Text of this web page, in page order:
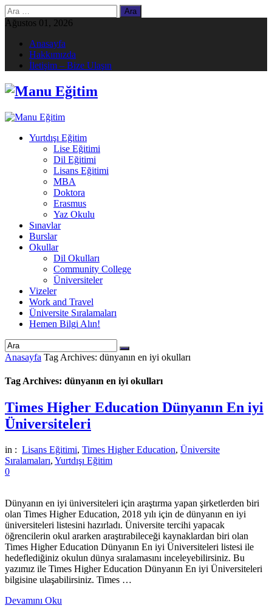
Arama:
Ağustos 01, 2026
Anasayfa
Hakkımızda
İletişim – Bize Ulaşın
Yurtdışı Eğitim
Lise Eğitimi
Dil Eğitimi
Lisans Eğitimi
MBA
Doktora
Erasmus
Yaz Okulu
Sınavlar
Burslar
Okullar
Dil Okulları
Community College
Üniversiteler
Vizeler
Work and Travel
Üniversite Sıralamaları
Hemen Bilgi Alın!
Anasayfa Tag Archives: dünyanın en iyi okulları
Tag Archives: dünyanın en iyi okulları
Times Higher Education Dünyanın En iyi
Üniversiteleri
in : Lisans Eğitimi, Times Higher Education, Üniversite
Sıralamaları, Yurtdışı Eğitim
0
Dünyanın en iyi üniversiteleri için araştırma yapan şirketlerden biri
olan Times Higher Education, 2018 yılı için de dünyanın en iyi
üniversiteleri listesini hazırladı. Üniversite tercihi yapacak
öğrencilerin okul ararken araştırabileceği kaynaklardan biri olan
Times Higher Education Dünyanın En iyi Üniversiteleri listesi ile
hedeflediğiniz okulun dünya sıralamasını inceleyebilirsiniz. Bu
yazımız ile Times Higher Education Dünyanın En iyi Üniversiteleri
bilgisine ulaşabilirsiniz. Times …
Devamını Oku